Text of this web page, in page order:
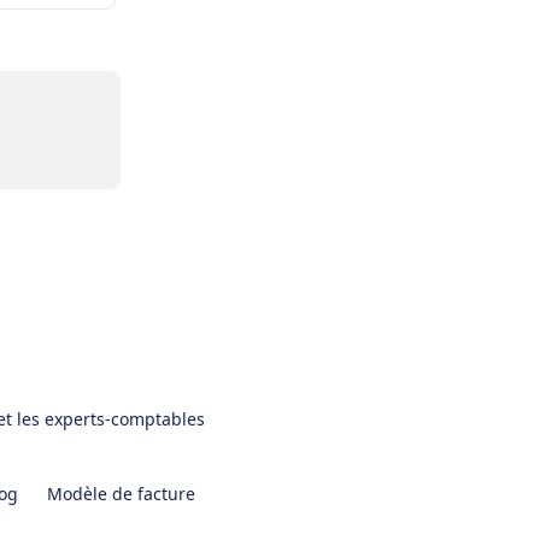
les experts-comptables
Modèle de facture